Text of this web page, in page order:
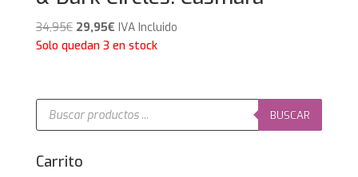
34,95€ El
precio
34,95€.
29,95€El
precio
29,95€.
IVA Incluido
Solo quedan 3 en stock
Búsqueda
productos
BUSCAR
Carrito